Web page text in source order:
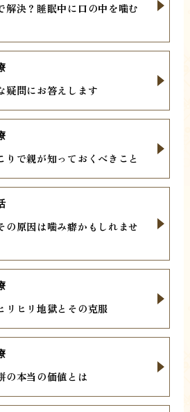
解決？睡眠中に口の中を噛む
疑問にお答えします
りで親が知っておくべきこと
の原因は噛み癖かもしれませ
リヒリ地獄とその克服
の本当の価値とは